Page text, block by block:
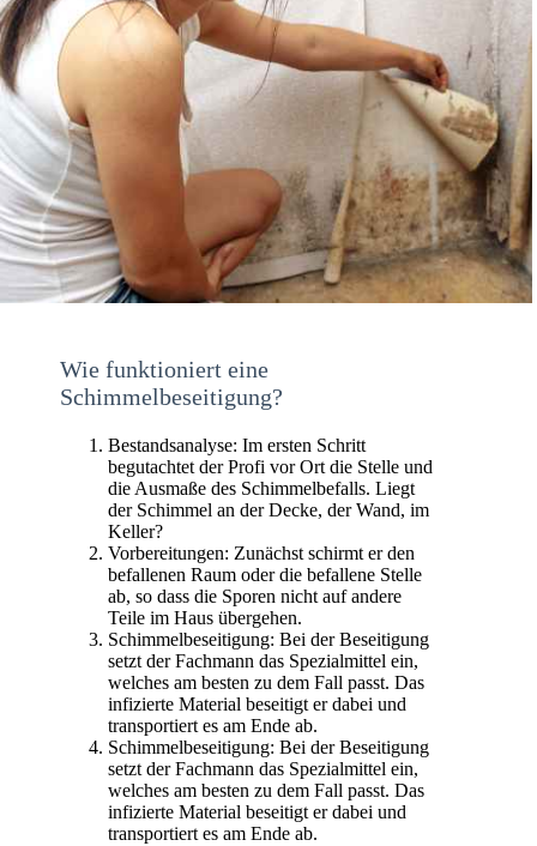
Wie funktioniert eine
Schimmelbeseitigung?
Bestandsanalyse: Im ersten Schritt
begutachtet der Profi vor Ort die Stelle und
die Ausmaße des Schimmelbefalls. Liegt
der Schimmel an der Decke, der Wand, im
Keller?
Vorbereitungen: Zunächst schirmt er den
befallenen Raum oder die befallene Stelle
ab, so dass die Sporen nicht auf andere
Teile im Haus übergehen.
Schimmelbeseitigung: Bei der Beseitigung
setzt der Fachmann das Spezialmittel ein,
welches am besten zu dem Fall passt. Das
infizierte Material beseitigt er dabei und
transportiert es am Ende ab.
Schimmelbeseitigung: Bei der Beseitigung
setzt der Fachmann das Spezialmittel ein,
welches am besten zu dem Fall passt. Das
infizierte Material beseitigt er dabei und
transportiert es am Ende ab.